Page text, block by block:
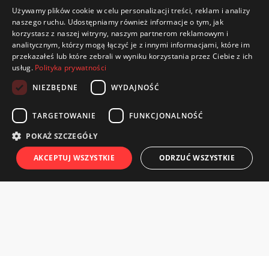
ul. Wyspiańskiego 22
35-111 Rzeszów
Używamy plików cookie w celu personalizacji treści, reklam i analizy
naszego ruchu. Udostępniamy również informacje o tym, jak
korzystasz z naszej witryny, naszym partnerom reklamowym i
analitycznym, którzy mogą łączyć je z innymi informacjami, które im
przekazałeś lub które zebrali w wyniku korzystania przez Ciebie z ich
usług. Polityka prywatności
NIEZBĘDNE
WYDAJNOŚĆ
TARGETOWANIE FUNKCJONALNOŚĆ
POKAŻ SZCZEGÓŁY
AKCEPTUJ WSZYSTKIE ODRZUĆ WSZYSTKIE